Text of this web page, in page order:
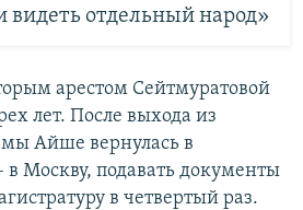
видеть отдельный народ»
арестом Сейтмуратовой
лет. После выхода из
Айше вернулась в
Москву, подавать документы
в четвертый раз.